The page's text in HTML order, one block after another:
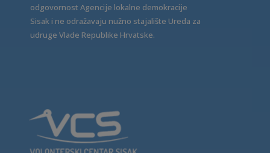
odgovornost Agencije lokalne demokracije
Sisak i ne odražavaju nužno stajalište Ureda za
udruge Vlade Republike Hrvatske.